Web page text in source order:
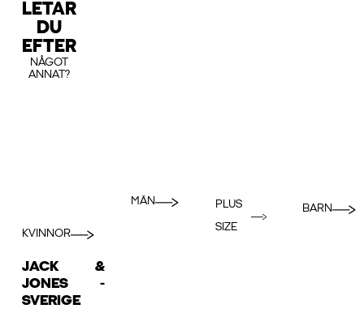
LETAR
DU
EFTER
NÅGOT
ANNAT?
KVINNOR
MÄN
PLUS
SIZE
BARN
JACK &
JONES -
SVERIGE